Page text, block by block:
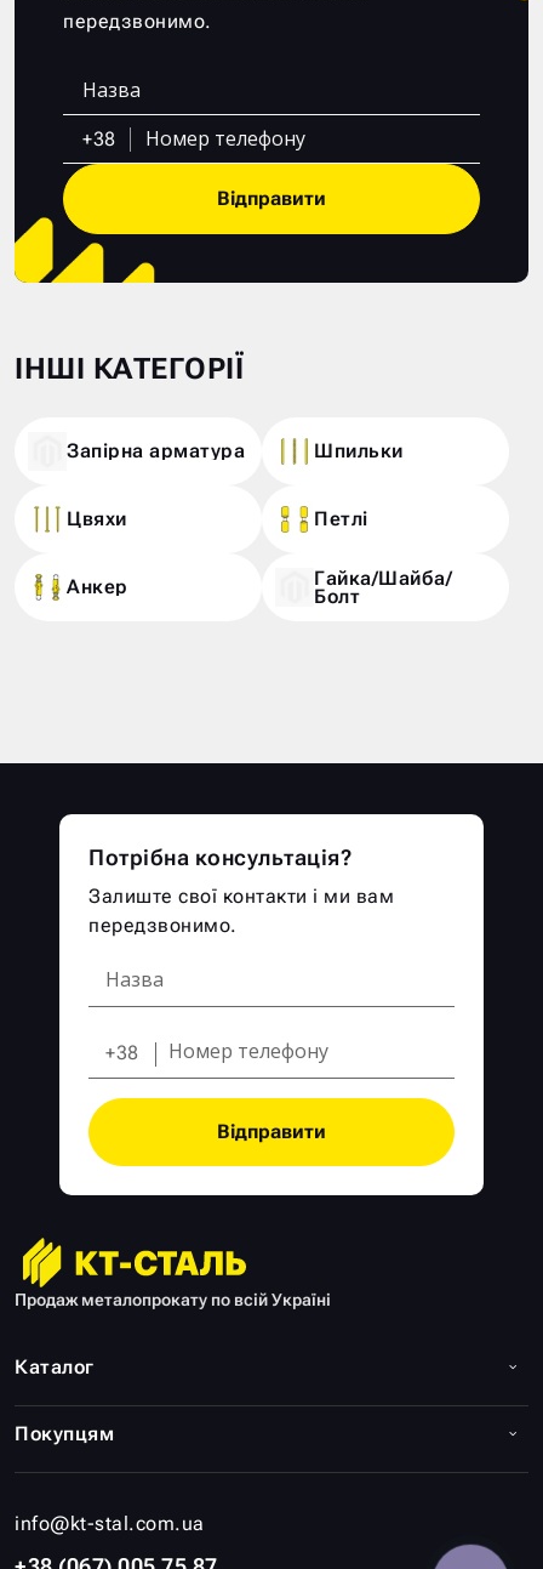
передзвонимо.
+38
Відправити
ІНШІ КАТЕГОРІЇ
Запірна арматура Шпильки
Цвяхи Петлі
Анкер Гайка/Шайба/
Болт
Продаж металопрокату по всій Україні
info@kt-stal.com.ua
Каталог
Покупцям
Потрібна консультація?
Залиште свої контакти і ми вам
передзвонимо.
+38
Відправити